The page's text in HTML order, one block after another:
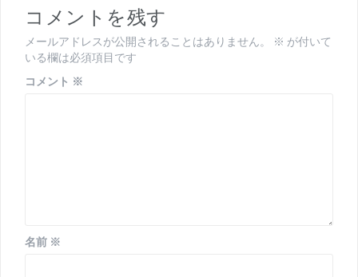
ー
シ
ョ
コメントを残す
メールアドレスが公開されることはありません。 ※ が付いて
いる欄は必須項目です
コメント ※
名前 ※